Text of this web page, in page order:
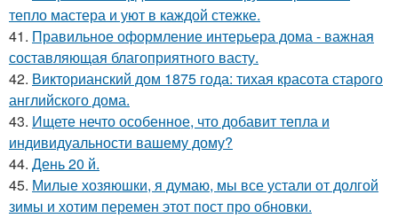
тепло мастера и уют в каждой стежке.
41. Правильное оформление интерьера дома - важная
составляющая благоприятного васту.
42. Викторианский дом 1875 года: тихая красота старого
английского дома.
43. Ищете нечто особенное, что добавит тепла и
индивидуальности вашему дому?
44. День 20 й.
45. Милые хозяюшки, я думаю, мы все устали от долгой
зимы и хотим перемен этот пост про обновки.